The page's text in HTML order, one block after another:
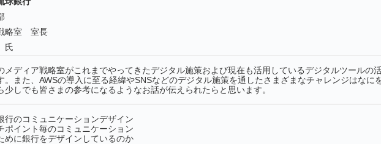
略室 室長
氏
メディア戦略室がこれまでやってきたデジタル施策および現在も活用しているデジタルツールの
。また、AWSの導入に至る経緯やSNSなどのデジタル施策を通したさまざまなチャレンジはなに
少しでも皆さまの参考になるようなお話が伝えられたらと思います。
行のコミュニケーションデザイン
ポイント毎のコミュニケーション
めに銀行をデザインしているのか